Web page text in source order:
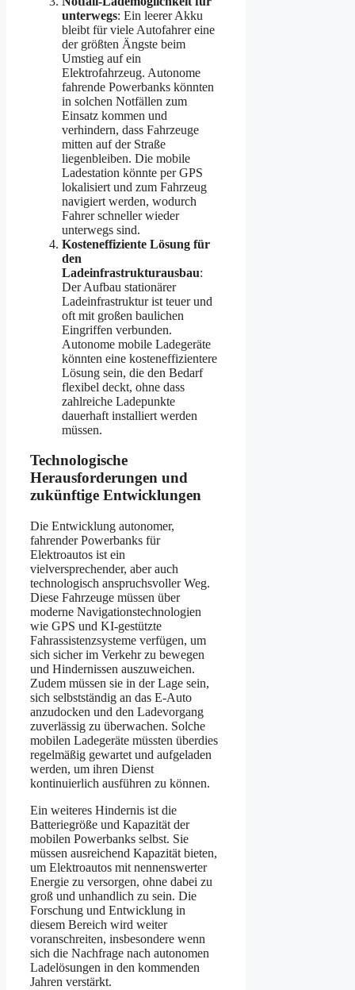
unterwegs: Ein leerer Akku
bleibt für viele Autofahrer eine
der größten Ängste beim
Umstieg auf ein
Elektrofahrzeug. Autonome
fahrende Powerbanks könnten
in solchen Notfällen zum
Einsatz kommen und
verhindern, dass Fahrzeuge
mitten auf der Straße
liegenbleiben. Die mobile
Ladestation könnte per GPS
lokalisiert und zum Fahrzeug
navigiert werden, wodurch
Fahrer schneller wieder
unterwegs sind.
Kosteneffiziente Lösung für
den
Ladeinfrastrukturausbau:
Der Aufbau stationärer
Ladeinfrastruktur ist teuer und
oft mit großen baulichen
Eingriffen verbunden.
Autonome mobile Ladegeräte
könnten eine kosteneffizientere
Lösung sein, die den Bedarf
flexibel deckt, ohne dass
zahlreiche Ladepunkte
dauerhaft installiert werden
müssen.
Technologische
Herausforderungen und
zukünftige Entwicklungen
Die Entwicklung autonomer,
fahrender Powerbanks für
Elektroautos ist ein
vielversprechender, aber auch
technologisch anspruchsvoller Weg.
Diese Fahrzeuge müssen über
moderne Navigationstechnologien
wie GPS und KI-gestützte
Fahrassistenzsysteme verfügen, um
sich sicher im Verkehr zu bewegen
und Hindernissen auszuweichen.
Zudem müssen sie in der Lage sein,
sich selbstständig an das E-Auto
anzudocken und den Ladevorgang
zuverlässig zu überwachen. Solche
mobilen Ladegeräte müssten überdies
regelmäßig gewartet und aufgeladen
werden, um ihren Dienst
kontinuierlich ausführen zu können.
Ein weiteres Hindernis ist die
Batteriegröße und Kapazität der
mobilen Powerbanks selbst. Sie
müssen ausreichend Kapazität bieten,
um Elektroautos mit nennenswerter
Energie zu versorgen, ohne dabei zu
groß und unhandlich zu sein. Die
Forschung und Entwicklung in
diesem Bereich wird weiter
voranschreiten, insbesondere wenn
sich die Nachfrage nach autonomen
Ladelösungen in den kommenden
Jahren verstärkt.